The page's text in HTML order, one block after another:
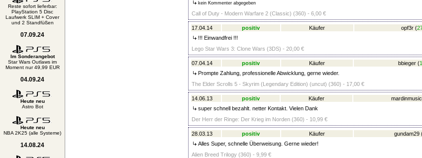
Reste sofort lieferbar:
PlayStation 5 Disc
Laufwerk SLIM + Cover
und 2 Standfüßen
07.09.24
Im Sonderangebot
Star Wars Outlaws im
Moment nur 49,99 EUR
04.09.24
Heute neu
Astro Bot
Heute neu
NBA 2K25 (alle Systeme)
14.08.24
kein Kommenter abgegeben
Call of Duty - Modern Warfare 2 (Classic) (360) - 6,00 €
17.04.14 positiv Käufer opf3r (
!!! Einwandfrei !!!
Lego Star Wars 3: Clone Wars (3DS) - 20,00 €
07.04.14 positiv Käufer bbieger (
Prompte Zahlung, professionelle Abwicklung, gerne wieder.
The Elder Scrolls 5 - Skyrim (Legendary Edition) (uncut) (360) - 17,00 €
14.06.13 positiv Käufer mardinmusic
super schnell bezahlt. netter Kontakt. Vielen Dank
Der Herr der Ringe: Der Krieg im Norden (360) - 10,99 €
28.03.13 positiv Käufer gundam29
Alles Super, schnelle Überweisung. Gerne wieder!
Alien Breed Trilogy (360) - 9,99 €